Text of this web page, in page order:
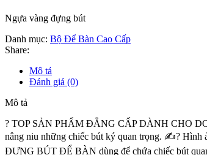
Ngựa vàng đựng bút
Danh mục: Bộ Để Bàn Cao Cấp
Share:
Mô tả
Đánh giá (0)
Mô tả
?️ TOP SẢN PHẨM ĐẲNG CẤP DÀNH CHO
nâng niu những chiếc bút ký quan trọng. ✍? Hình
ĐỰNG BÚT ĐỂ BÀN dùng để chứa chiếc bút